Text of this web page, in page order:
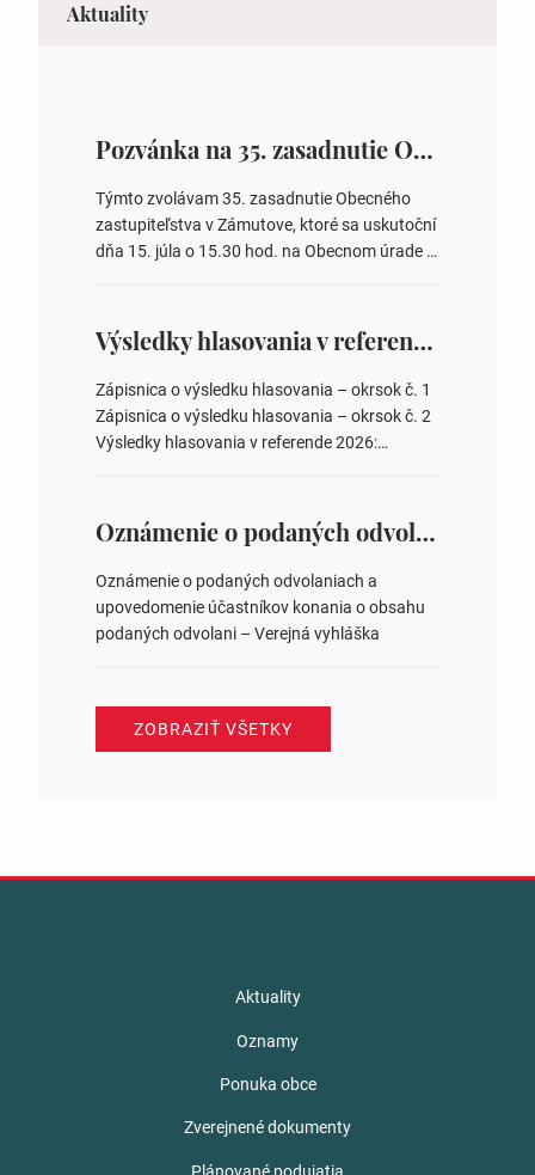
Aktuality
Pozvánka na 35. zasadnutie OZ v Zámutove
Týmto zvolávam 35. zasadnutie Obecného
zastupiteľstva v Zámutove, ktoré sa uskutoční
dňa 15. júla o 15.30 hod. na Obecnom úrade v
overovateľov zápisnice 3. Určenie volebných
obvodov pre voľby poslancov obecných
zastupiteľstiev, počtu poslancov obecných
zastupiteľstiev v nich 4. Schválenie odpredaja
obecného pozemku –…
Výsledky hlasovania v referende 2026
Zápisnica o výsledku hlasovania – okrsok č. 1
Zápisnica o výsledku hlasovania – okrsok č. 2
Výsledky hlasovania v referende 2026:
ysledky.html
Oznámenie o podaných odvolaniach a upovedomenie účastníkov konania o obsahu podaných odvolani – Verejná vyhláška
Oznámenie o podaných odvolaniach a
upovedomenie účastníkov konania o obsahu
podaných odvolani – Verejná vyhláška
ZOBRAZIŤ VŠETKY
Aktuality
Oznamy
Ponuka obce
Zverejnené dokumenty
Plánované podujatia